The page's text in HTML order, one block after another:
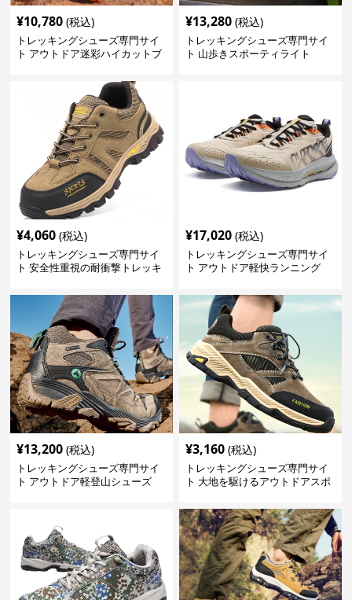
¥10,780 (税込)
トレッキングシューズ専門サイ
ト アウトドア迷彩ハイカットブ
¥13,280 (税込)
トレッキングシューズ専門サイ
ト 山歩きスポーティライト
¥4,060 (税込)
トレッキングシューズ専門サイ
ト 安全性重視の耐衝撃トレッキ
¥17,020 (税込)
トレッキングシューズ専門サイ
ト アウトドア軽快ランニング
¥13,200 (税込)
トレッキングシューズ専門サイ
ト アウトドア軽登山シューズ
¥3,160 (税込)
トレッキングシューズ専門サイ
ト 大地を駆けるアウトドアスポ